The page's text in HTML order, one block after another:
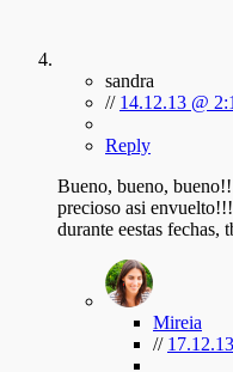
sandra
// 14.12.13 @
Reply
Bueno, bueno,
precioso asi
durante eestas fechas,
Mireia
//